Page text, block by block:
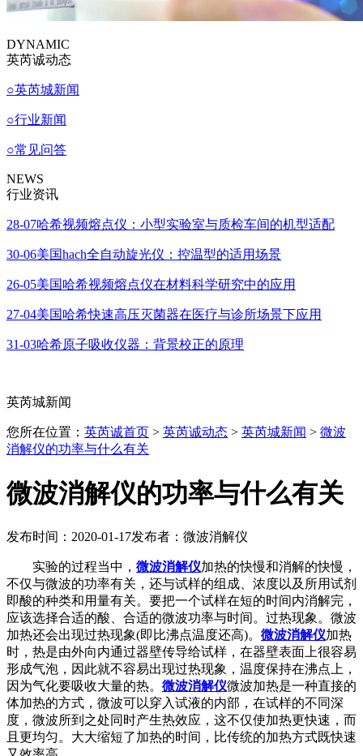
DYNAMIC
英芮诚动态
○英芮城新闻
○行业新闻
○常见问答
NEWS
行业资讯
28-07哈希视频熔点仪：小型实验室与质检车间的机型适配
30-06美国hach全自动旋光仪：控温型的适用场景
26-05美国哈希视频熔点仪在材料科学研究中的应用
27-04美国哈希快速高压灭菌器在医疗与诊所场景下应用
31-03哈希原子吸收仪器：背景校正的原理
英芮城新闻
您所在位置： 英芮诚首页 > 英芮诚动态 > 英芮城新闻 > 微波
消解仪的功率与什么有关
微波消解仪的功率与什么有关
发布时间：2020-01-17发布者：微波消解仪
实验的过程当中， 微波消解仪加热的快慢和消解的快慢，
不仅与微波的功率有关，还与试样的组成、浓度以及所用试剂
即酸的种类和用量有关。要把一个试样在短的时间内消解完，
应该选择合适的酸、合适的微波功率与时间。过热现象。微波
加热还会出现过热现象(即比沸点温度还高)。 微波消解仪加热
时，热是由外向内通过器壁传导给试样，在器壁表面上很容易
形成气泡，因此就不容易出现过热现象，温度保持在沸点上，
因为气化要吸收大量的热。 微波消解仪微波加热是一种直接的
体加热的方式，微波可以穿入试液的内部，在试样的不同深
度，微波所到之处同时产生热效应，这不仅使加热更快速，而
且更均匀。大大缩短了加热的时间，比传统的加热方式既快速